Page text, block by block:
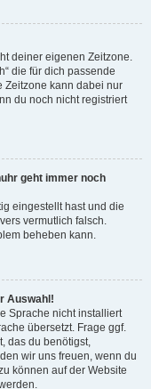
deiner eigenen Zeitzone.
die für dich passende
Zeitzone kann dabei nur
du noch nicht registriert
geht immer noch
eingestellt hast und die
vermutlich falsch.
beheben kann.
Auswahl!
Sprache nicht installiert
übersetzt. Frage ggf.
das du benötigst,
wir uns freuen, wenn du
können auf der Website